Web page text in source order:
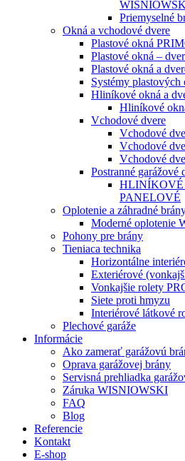
Priemyselné
Okná a vchodové dvere
Plastové okná
Plastové okná –
Plastové okná a
Systémy plastových
Hliníkové okná a
Hliníkové
Vchodové dvere
Vchodové
Vchodové
Vchodové
Postranné garážové
HLINÍKOVÉ
PANELOVÉ
Oplotenie a záhradné
Moderné oplotenie
Pohony pre brány
Tieniaca technika
Horizontálne
Exteriérové
Vonkajšie rolety
Siete proti hmyzu
Interiérové látkové
Plechové garáže
Informácie
Ako zamerať garážovú
Oprava garážovej brány
Servisná prehliadka
Záruka WISNIOWSKI
FAQ
Blog
Referencie
Kontakt
E-shop